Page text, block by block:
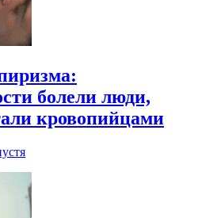
болели люди,
кровопийцами